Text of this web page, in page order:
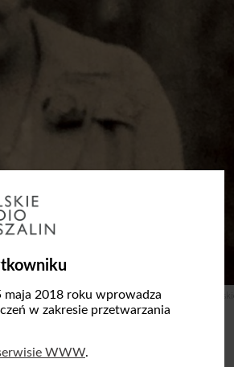
maja 2018 roku wprowadza
w zakresie przetwarzania
WWW.
(fot. archiwum rodzinne Tadeusza
nowe polskie